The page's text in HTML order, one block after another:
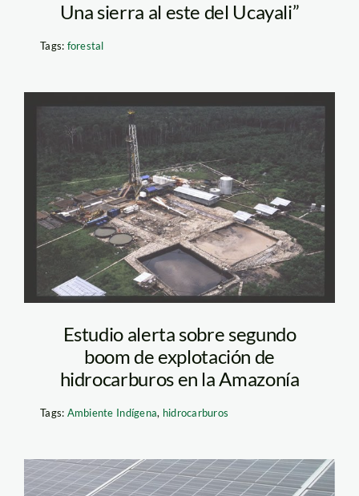
Una sierra al este del Ucayali”
Tags: forestal
petroleo_tm
Estudio alerta sobre segundo
boom de explotación de
hidrocarburos en la Amazonía
Tags: Ambiente Indígena, hidrocarburos